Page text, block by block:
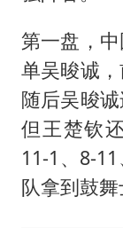
第一盘，
单吴晙诚
随后吴晙
但王楚钦
11-1、8-
队拿到鼓舞